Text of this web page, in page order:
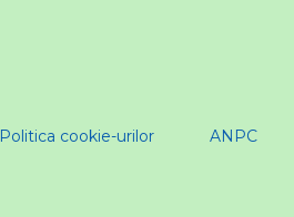
Politica cookie-urilor ANPC